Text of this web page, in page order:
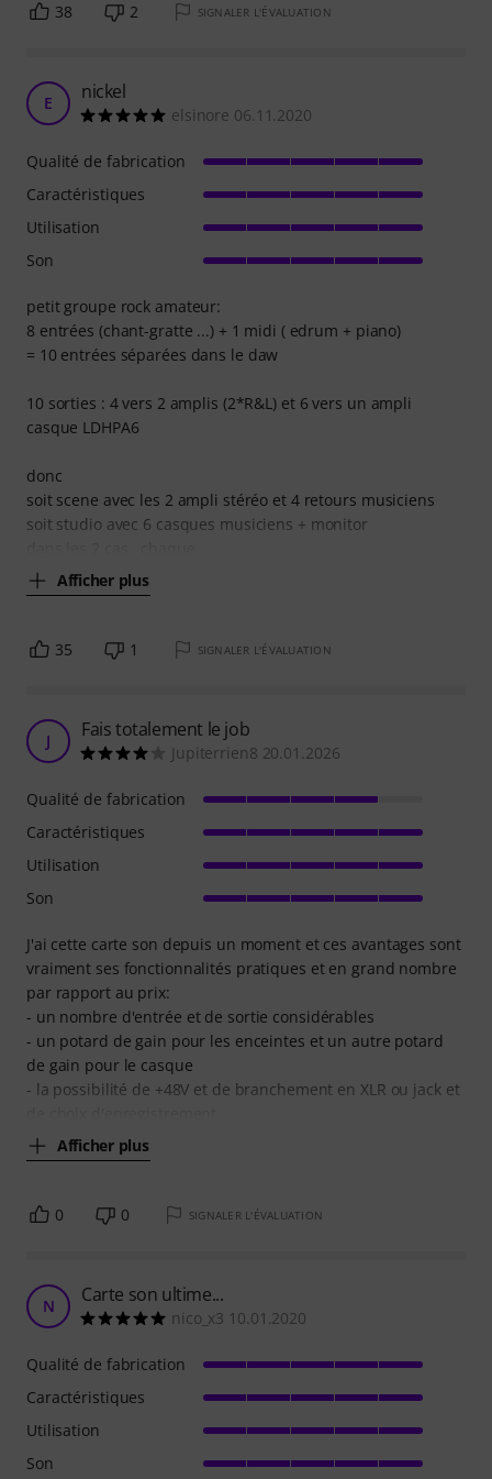
38 2 SIGNALER L'ÉVALUATION
E nickel
elsinore 06.11.2020
petit groupe rock amateur:
8 entrées (chant-gratte ...) + 1 midi ( edrum + piano)
= 10 entrées séparées dans le daw
10 sorties : 4 vers 2 amplis (2*R&L) et 6 vers un ampli
casque LDHPA6
donc
soit scene avec les 2 ampli stéréo et 4 retours musiciens
soit studio avec 6 casques musiciens + monitor
Afficher plus
Qualité de fabrication
Caractéristiques
Utilisation
Son
35 1 SIGNALER L'ÉVALUATION
J Fais totalement le job
Jupiterrien8 20.01.2026
J'ai cette carte son depuis un moment et ces avantages sont
vraiment ses fonctionnalités pratiques et en grand nombre
par rapport au prix:
- un nombre d'entrée et de sortie considérables
- un potard de gain pour les enceintes et un autre potard
de gain pour le casque
- la possibilité de +48V et de branchement en XLR ou jack et
Afficher plus
Qualité de fabrication
Caractéristiques
Utilisation
Son
0 0 SIGNALER L'ÉVALUATION
N Carte son ultime...
nico_x3 10.01.2020
Qualité de fabrication
Caractéristiques
Utilisation
Son